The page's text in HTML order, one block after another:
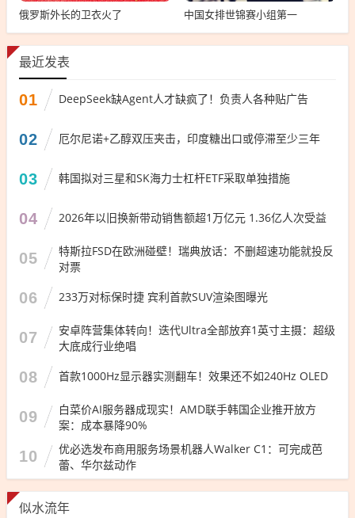
俄罗斯外长的卫衣火了 中国女排世锦赛小组第一
最近发表
01 DeepSeek缺Agent人才缺疯了！负责人各种贴广告
02 厄尔尼诺+乙醇双压夹击，印度糖出口或停滞至少三年
03 韩国拟对三星和SK海力士杠杆ETF采取单独措施
04 2026年以旧换新带动销售额超1万亿元 1.36亿人次受益
05
特斯拉FSD在欧洲碰壁！瑞典放话：不删超速功能就投反
对票
06 233万对标保时捷 宾利首款SUV渲染图曝光
07
安卓阵营集体转向！迭代Ultra全部放弃1英寸主摄：超级
大底成行业绝唱
08 首款1000Hz显示器实测翻车！效果还不如240Hz OLED
09
白菜价AI服务器成现实！AMD联手韩国企业推开放方
案：成本暴降90%
10
优必选发布商用服务场景机器人Walker C1：可完成芭
蕾、华尔兹动作
似水流年